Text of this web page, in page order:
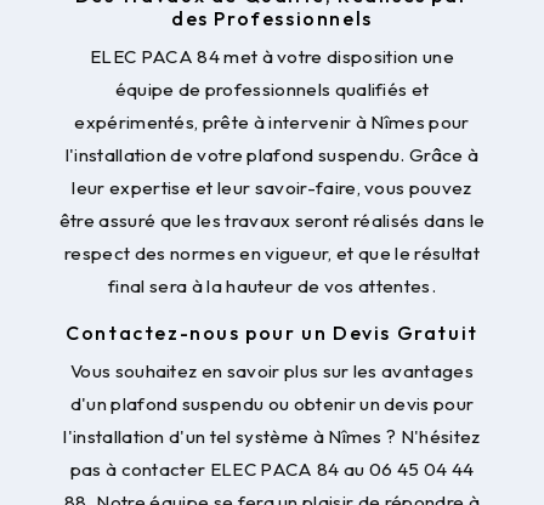
des Professionnels
ELEC PACA 84 met à votre disposition une
équipe de professionnels qualifiés et
expérimentés, prête à intervenir à Nîmes pour
l'installation de votre plafond suspendu. Grâce à
leur expertise et leur savoir-faire, vous pouvez
être assuré que les travaux seront réalisés dans le
respect des normes en vigueur, et que le résultat
final sera à la hauteur de vos attentes.
Contactez-nous pour un Devis Gratuit
Vous souhaitez en savoir plus sur les avantages
d'un plafond suspendu ou obtenir un devis pour
l'installation d'un tel système à Nîmes ? N'hésitez
pas à contacter ELEC PACA 84 au 06 45 04 44